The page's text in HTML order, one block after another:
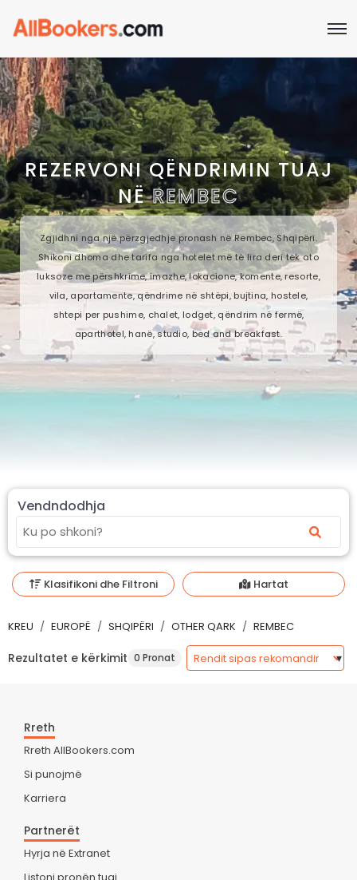
REZERVONI QËNDRIMIN TUAJ
NËREMBEC
Zgjidhni nga një përzgjedhje pronash në Rembec, Shqipëri.
Shikoni dhoma dhe tarifa nga hotelet më të lira deri tek ato
luksoze me përshkrime, imazhe, lokacione, komente, resorte,
vila, apartamente, qëndrime në shtëpi, bujtina, hostele,
shtepi per pushime, chalet, lodget, qëndrim në fermë,
aparthotel, hanë, studio, bed and breakfast.
Vendndodhja
Klasifikoni dhe Filtroni Hartat
KREU EUROPË SHQIPËRI OTHER QARK REMBEC
Rezultatet e kërkimit 0 Pronat
Rreth
Rreth AllBookers.com
Si punojmë
Karriera
Partnerët
Hyrja në Extranet